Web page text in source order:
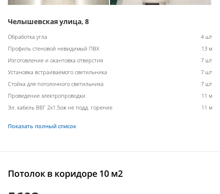
Челышевская улица, 8
Обработка угла
4 шт
Профиль стеновой невидимый ПВХ
13 м
Изготовление и окантовка отверстия
7 шт
Установка встраиваемого светильника
7 шт
Стойка для потолочного светильника
7 шт
Проведение электропроводки
11 м
Эл. кабель ВВГ 2х1.5ож не подд. горение
11 м
Показать полный список
Потолок в коридоре 10 м2